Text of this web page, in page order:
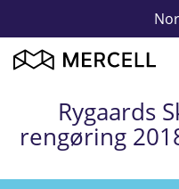
Rygaards
rengøring